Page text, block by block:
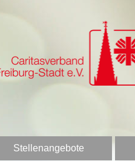
Stellenangebote